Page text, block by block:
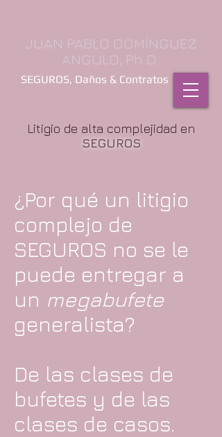
JUAN PABLO DOMÍNGUEZ
ANGULO, Ph.D.
SEGUROS, Daños & Contratos
Litigio de alta complejidad en
SEGUROS
¿Por qué un litigio
complejo de
SEGUROS no se le
puede entregar a
un megabufete
generalista?
De las clases de
bufetes y de las
clases de casos.